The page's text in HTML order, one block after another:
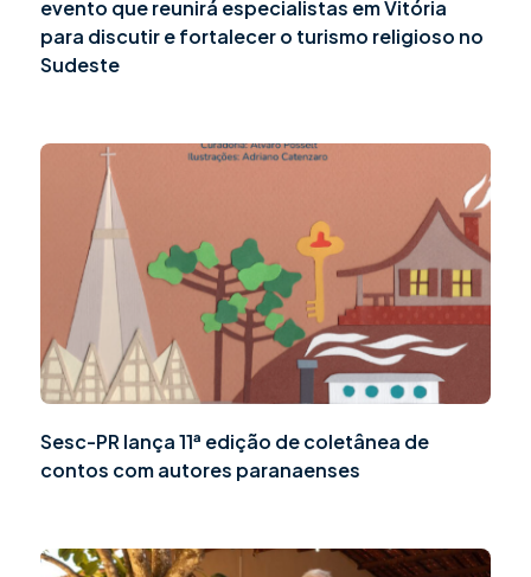
evento que reunirá especialistas em Vitória
para discutir e fortalecer o turismo religioso no
Sudeste
Sesc-PR lança 11ª edição de coletânea de
contos com autores paranaenses